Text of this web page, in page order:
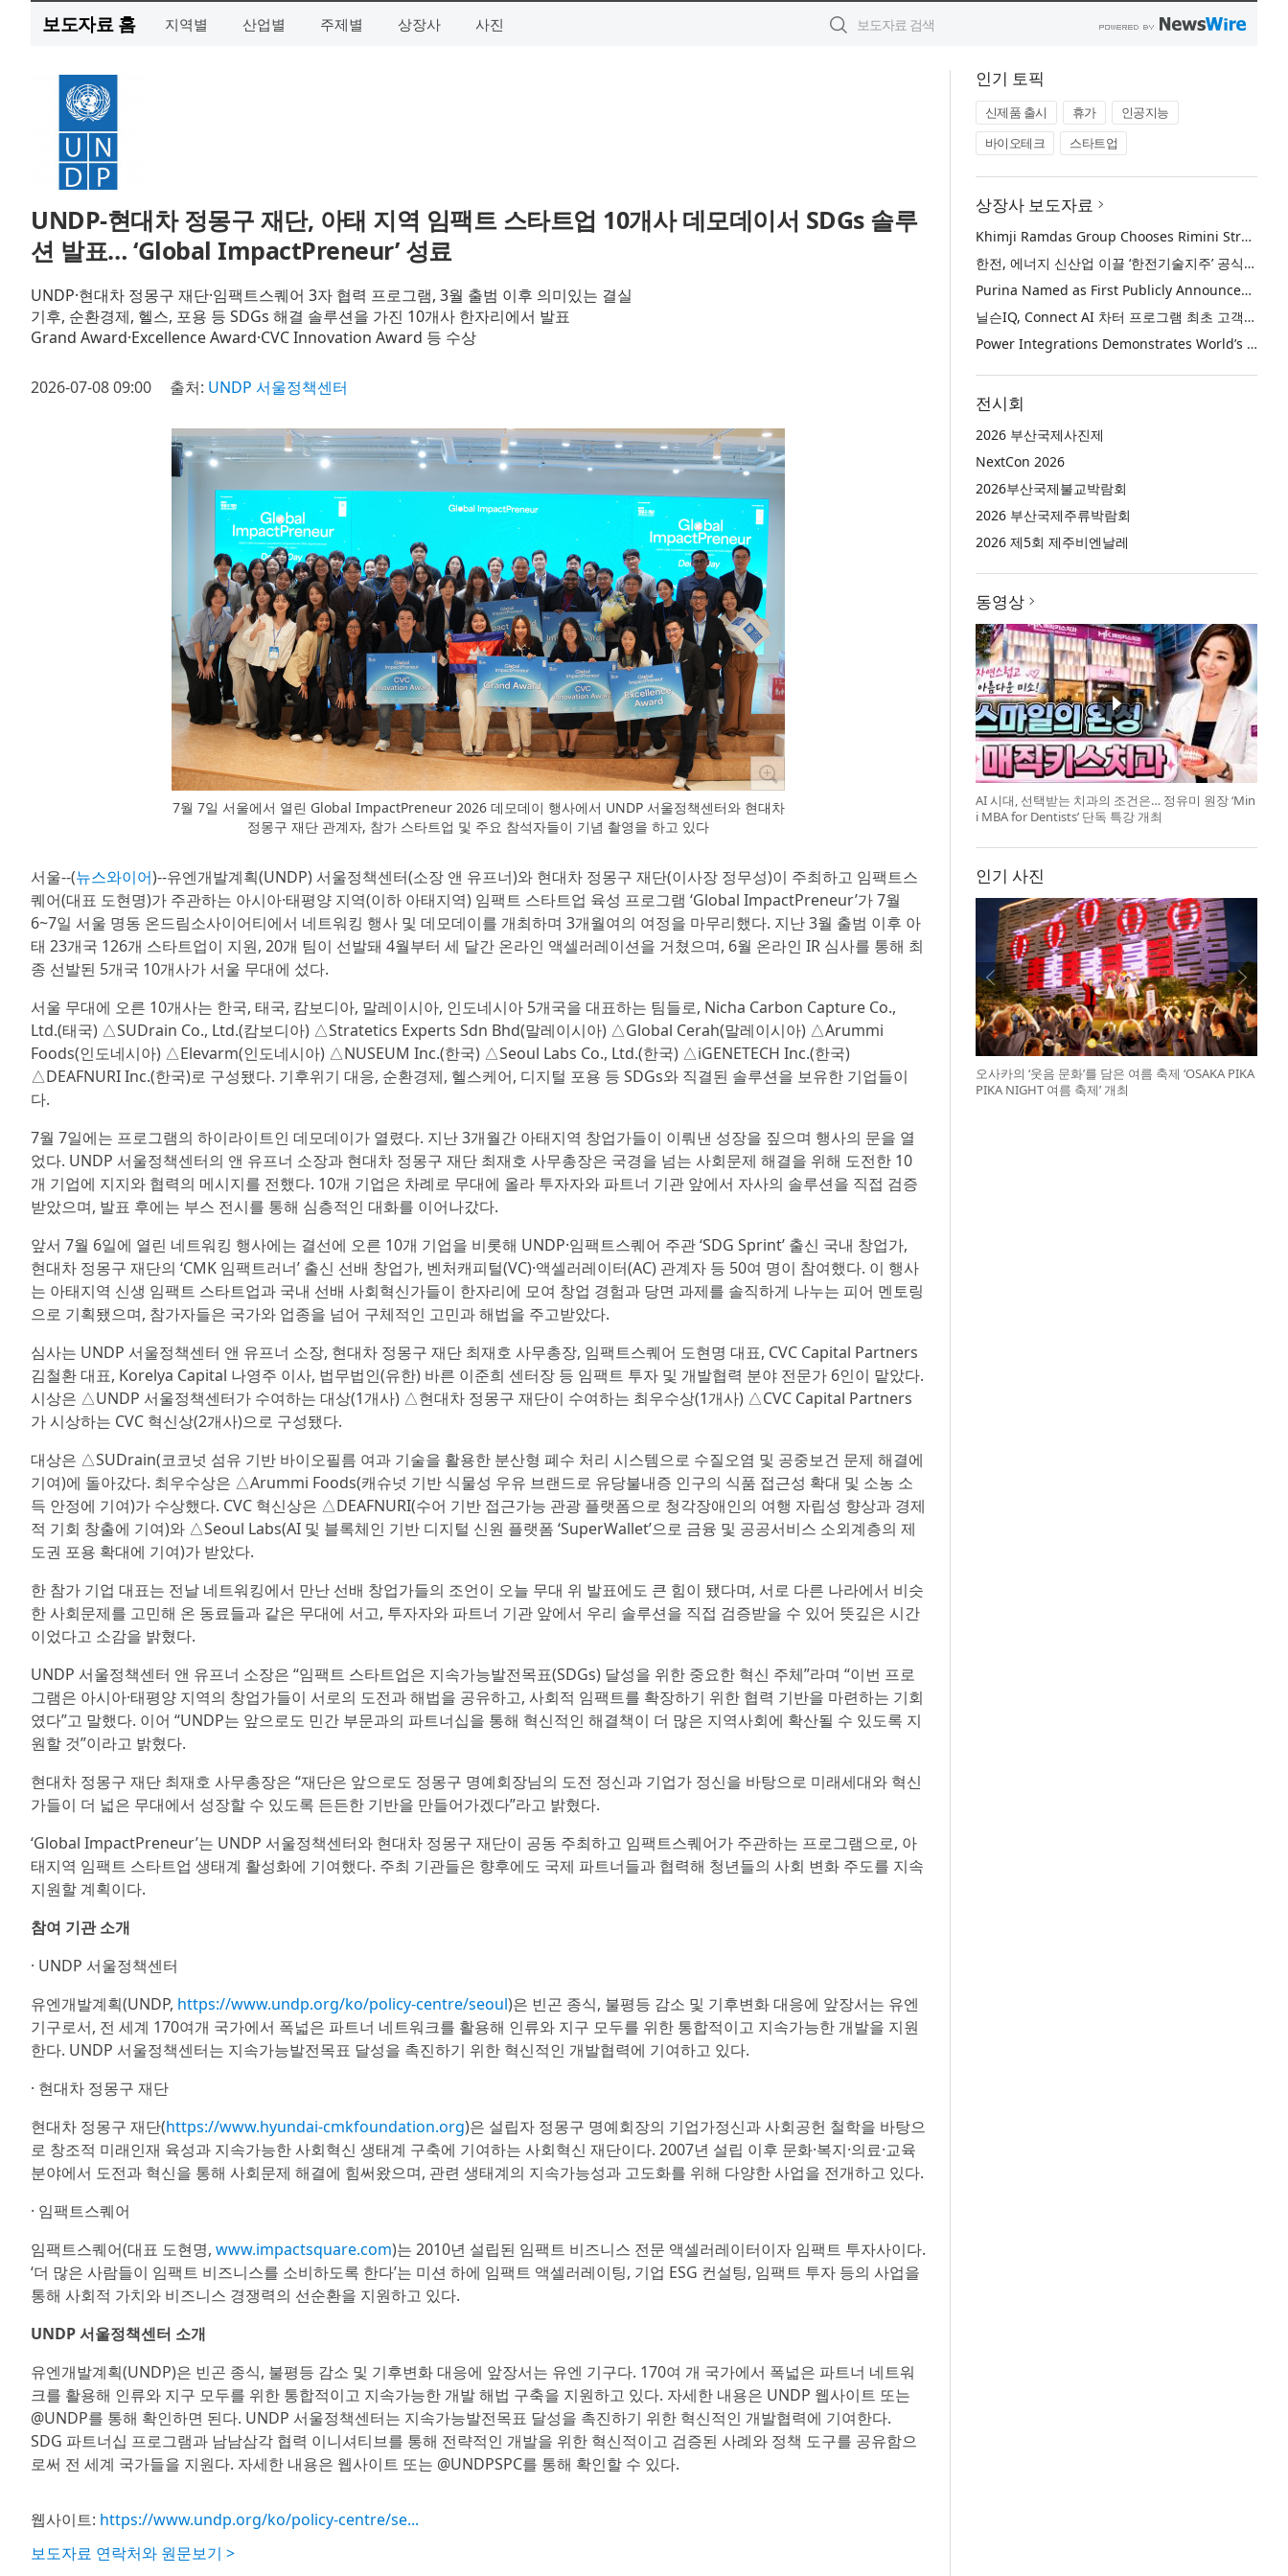
보도자료 홈 지역별 산업별 주제별 상장사 사진
UNDP-현대차 정몽구 재단, 아태 지역 임팩트 스타트업 10개사 데모데이서 SDGs 솔루
션 발표… ‘Global ImpactPreneur’ 성료
UNDP·현대차 정몽구 재단·임팩트스퀘어 3자 협력 프로그램, 3월 출범 이후 의미있는 결실
기후, 순환경제, 헬스, 포용 등 SDGs 해결 솔루션을 가진 10개사 한자리에서 발표
Grand Award·Excellence Award·CVC Innovation Award 등 수상
2026-07-08 09:00 출처: UNDP 서울정책센터
7월 7일 서울에서 열린 Global ImpactPreneur 2026 데모데이 행사에서 UNDP 서울정책센터와 현대차
정몽구 재단 관계자, 참가 스타트업 및 주요 참석자들이 기념 촬영을 하고 있다
서울--(뉴스와이어)--유엔개발계획(UNDP) 서울정책센터(소장 앤 유프너)와 현대차 정몽구 재단(이사장 정무성)이 주최하고 임팩트스
퀘어(대표 도현명)가 주관하는 아시아·태평양 지역(이하 아태지역) 임팩트 스타트업 육성 프로그램 ‘Global ImpactPreneur’가 7월
6~7일 서울 명동 온드림소사이어티에서 네트워킹 행사 및 데모데이를 개최하며 3개월여의 여정을 마무리했다. 지난 3월 출범 이후 아
태 23개국 126개 스타트업이 지원, 20개 팀이 선발돼 4월부터 세 달간 온라인 액셀러레이션을 거쳤으며, 6월 온라인 IR 심사를 통해 최
종 선발된 5개국 10개사가 서울 무대에 섰다.
서울 무대에 오른 10개사는 한국, 태국, 캄보디아, 말레이시아, 인도네시아 5개국을 대표하는 팀들로, Nicha Carbon Capture Co.,
Ltd.(태국) △SUDrain Co., Ltd.(캄보디아) △Stratetics Experts Sdn Bhd(말레이시아) △Global Cerah(말레이시아) △Arummi
Foods(인도네시아) △Elevarm(인도네시아) △NUSEUM Inc.(한국) △Seoul Labs Co., Ltd.(한국) △iGENETECH Inc.(한국)
△DEAFNURI Inc.(한국)로 구성됐다. 기후위기 대응, 순환경제, 헬스케어, 디지털 포용 등 SDGs와 직결된 솔루션을 보유한 기업들이
다.
7월 7일에는 프로그램의 하이라이트인 데모데이가 열렸다. 지난 3개월간 아태지역 창업가들이 이뤄낸 성장을 짚으며 행사의 문을 열
었다. UNDP 서울정책센터의 앤 유프너 소장과 현대차 정몽구 재단 최재호 사무총장은 국경을 넘는 사회문제 해결을 위해 도전한 10
개 기업에 지지와 협력의 메시지를 전했다. 10개 기업은 차례로 무대에 올라 투자자와 파트너 기관 앞에서 자사의 솔루션을 직접 검증
받았으며, 발표 후에는 부스 전시를 통해 심층적인 대화를 이어나갔다.
앞서 7월 6일에 열린 네트워킹 행사에는 결선에 오른 10개 기업을 비롯해 UNDP·임팩트스퀘어 주관 ‘SDG Sprint’ 출신 국내 창업가,
현대차 정몽구 재단의 ‘CMK 임팩트러너’ 출신 선배 창업가, 벤처캐피털(VC)·액셀러레이터(AC) 관계자 등 50여 명이 참여했다. 이 행사
는 아태지역 신생 임팩트 스타트업과 국내 선배 사회혁신가들이 한자리에 모여 창업 경험과 당면 과제를 솔직하게 나누는 피어 멘토링
으로 기획됐으며, 참가자들은 국가와 업종을 넘어 구체적인 고민과 해법을 주고받았다.
심사는 UNDP 서울정책센터 앤 유프너 소장, 현대차 정몽구 재단 최재호 사무총장, 임팩트스퀘어 도현명 대표, CVC Capital Partners
김철환 대표, Korelya Capital 나영주 이사, 법무법인(유한) 바른 이준희 센터장 등 임팩트 투자 및 개발협력 분야 전문가 6인이 맡았다.
시상은 △UNDP 서울정책센터가 수여하는 대상(1개사) △현대차 정몽구 재단이 수여하는 최우수상(1개사) △CVC Capital Partners
가 시상하는 CVC 혁신상(2개사)으로 구성됐다.
대상은 △SUDrain(코코넛 섬유 기반 바이오필름 여과 기술을 활용한 분산형 폐수 처리 시스템으로 수질오염 및 공중보건 문제 해결에
기여)에 돌아갔다. 최우수상은 △Arummi Foods(캐슈넛 기반 식물성 우유 브랜드로 유당불내증 인구의 식품 접근성 확대 및 소농 소
득 안정에 기여)가 수상했다. CVC 혁신상은 △DEAFNURI(수어 기반 접근가능 관광 플랫폼으로 청각장애인의 여행 자립성 향상과 경제
적 기회 창출에 기여)와 △Seoul Labs(AI 및 블록체인 기반 디지털 신원 플랫폼 ‘SuperWallet’으로 금융 및 공공서비스 소외계층의 제
도권 포용 확대에 기여)가 받았다.
한 참가 기업 대표는 전날 네트워킹에서 만난 선배 창업가들의 조언이 오늘 무대 위 발표에도 큰 힘이 됐다며, 서로 다른 나라에서 비슷
한 사회문제를 고민해 온 동료들과 같은 무대에 서고, 투자자와 파트너 기관 앞에서 우리 솔루션을 직접 검증받을 수 있어 뜻깊은 시간
이었다고 소감을 밝혔다.
UNDP 서울정책센터 앤 유프너 소장은 “임팩트 스타트업은 지속가능발전목표(SDGs) 달성을 위한 중요한 혁신 주체”라며 “이번 프로
그램은 아시아·태평양 지역의 창업가들이 서로의 도전과 해법을 공유하고, 사회적 임팩트를 확장하기 위한 협력 기반을 마련하는 기회
였다”고 말했다. 이어 “UNDP는 앞으로도 민간 부문과의 파트너십을 통해 혁신적인 해결책이 더 많은 지역사회에 확산될 수 있도록 지
원할 것”이라고 밝혔다.
현대차 정몽구 재단 최재호 사무총장은 “재단은 앞으로도 정몽구 명예회장님의 도전 정신과 기업가 정신을 바탕으로 미래세대와 혁신
가들이 더 넓은 무대에서 성장할 수 있도록 든든한 기반을 만들어가겠다”라고 밝혔다.
‘Global ImpactPreneur’는 UNDP 서울정책센터와 현대차 정몽구 재단이 공동 주최하고 임팩트스퀘어가 주관하는 프로그램으로, 아
태지역 임팩트 스타트업 생태계 활성화에 기여했다. 주최 기관들은 향후에도 국제 파트너들과 협력해 청년들의 사회 변화 주도를 지속
지원할 계획이다.
참여 기관 소개
· UNDP 서울정책센터
유엔개발계획(UNDP, https://www.undp.org/ko/policy-centre/seoul)은 빈곤 종식, 불평등 감소 및 기후변화 대응에 앞장서는 유엔
기구로서, 전 세계 170여개 국가에서 폭넓은 파트너 네트워크를 활용해 인류와 지구 모두를 위한 통합적이고 지속가능한 개발을 지원
한다. UNDP 서울정책센터는 지속가능발전목표 달성을 촉진하기 위한 혁신적인 개발협력에 기여하고 있다.
· 현대차 정몽구 재단
현대차 정몽구 재단(https://www.hyundai-cmkfoundation.org)은 설립자 정몽구 명예회장의 기업가정신과 사회공헌 철학을 바탕으
로 창조적 미래인재 육성과 지속가능한 사회혁신 생태계 구축에 기여하는 사회혁신 재단이다. 2007년 설립 이후 문화·복지·의료·교육
분야에서 도전과 혁신을 통해 사회문제 해결에 힘써왔으며, 관련 생태계의 지속가능성과 고도화를 위해 다양한 사업을 전개하고 있다.
· 임팩트스퀘어
임팩트스퀘어(대표 도현명, www.impactsquare.com)는 2010년 설립된 임팩트 비즈니스 전문 액셀러레이터이자 임팩트 투자사이다.
‘더 많은 사람들이 임팩트 비즈니스를 소비하도록 한다’는 미션 하에 임팩트 액셀러레이팅, 기업 ESG 컨설팅, 임팩트 투자 등의 사업을
통해 사회적 가치와 비즈니스 경쟁력의 선순환을 지원하고 있다.
UNDP 서울정책센터 소개
유엔개발계획(UNDP)은 빈곤 종식, 불평등 감소 및 기후변화 대응에 앞장서는 유엔 기구다. 170여 개 국가에서 폭넓은 파트너 네트워
크를 활용해 인류와 지구 모두를 위한 통합적이고 지속가능한 개발 해법 구축을 지원하고 있다. 자세한 내용은 UNDP 웹사이트 또는
@UNDP를 통해 확인하면 된다. UNDP 서울정책센터는 지속가능발전목표 달성을 촉진하기 위한 혁신적인 개발협력에 기여한다.
SDG 파트너십 프로그램과 남남삼각 협력 이니셔티브를 통해 전략적인 개발을 위한 혁신적이고 검증된 사례와 정책 도구를 공유함으
로써 전 세계 국가들을 지원다. 자세한 내용은 웹사이트 또는 @UNDPSPC를 통해 확인할 수 있다.
웹사이트: https://www.undp.org/ko/policy-centre/se...
보도자료 연락처와 원문보기 >
인기 토픽
신제품 출시 휴가
인공지능
바이오테크
스타트업
상장사 보도자료
Khimji Ramdas Group Chooses Rimini Street to Reduce SAP Support Costs, Protect 700+ Customizations and Reinvest Savings in Innovation
한전, 에너지 신산업 이끌 ‘한전기술지주’ 공식 출범
Purina Named as First Publicly Announced NIQ ConnectAI Charter Client
닐슨IQ, Connect AI 차터 프로그램 최초 고객사 ‘퓨리나’ 선정
Power Integrations Demonstrates World’s First 2200 V GaN Technology for Next-Era High-Voltage Power Systems
전시회
2026 부산국제사진제
NextCon 2026
2026부산국제불교박람회
2026 부산국제주류박람회
2026 제5회 제주비엔날레
동영상
AI 시대, 선택받는 치과의 조건은… 정유미 원장 ‘Min
i MBA for Dentists’ 단독 특강 개최
인기 사진
오사카의 ‘웃음 문화’를 담은 여름 축제 ‘OSAKA PIKA
PIKA NIGHT 여름 축제’ 개최